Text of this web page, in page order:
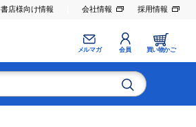
書店様向け情報 会社情報 採用情報
メルマガ 会員 買い物かご